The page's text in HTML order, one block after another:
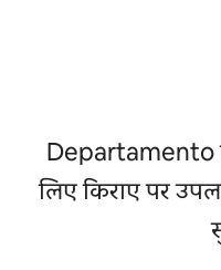
Departamento
लिए किराए पर